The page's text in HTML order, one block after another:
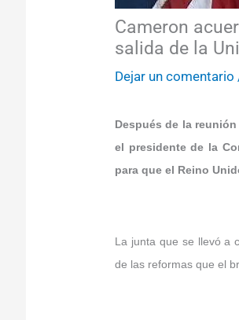
Cameron
salida de la
Dejar un comentario
Después de la
el presidente de la
para que el Reino
La junta que se llevó a
de las reformas que el